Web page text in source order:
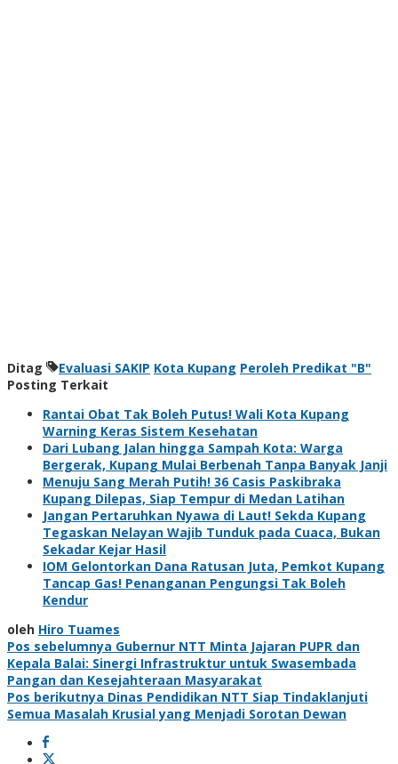
Ditag Evaluasi SAKIP Kota Kupang Peroleh Predikat "B"
Posting Terkait
Rantai Obat Tak Boleh Putus! Wali Kota Kupang
Warning Keras Sistem Kesehatan
Dari Lubang Jalan hingga Sampah Kota: Warga
Bergerak, Kupang Mulai Berbenah Tanpa Banyak Janji
Menuju Sang Merah Putih! 36 Casis Paskibraka
Kupang Dilepas, Siap Tempur di Medan Latihan
Jangan Pertaruhkan Nyawa di Laut! Sekda Kupang
Tegaskan Nelayan Wajib Tunduk pada Cuaca, Bukan
Sekadar Kejar Hasil
IOM Gelontorkan Dana Ratusan Juta, Pemkot Kupang
Tancap Gas! Penanganan Pengungsi Tak Boleh
Kendur
oleh Hiro Tuames
Navigasi
pos
Pos sebelumnya Gubernur NTT Minta Jajaran PUPR dan
Kepala Balai: Sinergi Infrastruktur untuk Swasembada
Pangan dan Kesejahteraan Masyarakat
Pos berikutnya Dinas Pendidikan NTT Siap Tindaklanjuti
Semua Masalah Krusial yang Menjadi Sorotan Dewan